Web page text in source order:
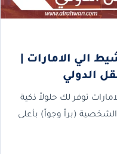
الامارات |
توفر لك حلولاً ذكية
(براً وجواً) بأعلى